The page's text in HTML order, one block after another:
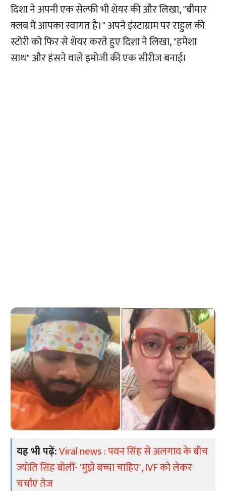
दिशा ने अपनी एक सेल्फी भी शेयर की और लिखा, "बीमार
क्लब में आपका स्वागत है।" अपने इंस्टाग्राम पर राहुल की
स्टोरी को फिर से शेयर करते हुए दिशा ने लिखा, "हमेशा
साथ" और हंसने वाले इमोजी की एक सीरीज बनाई।
यह भी पढ़ें:Viral news : पवन सिंह से अलगाव के बीच
ज्योति सिंह बोलीं- 'मुझे बच्चा चाहिए', IVF को लेकर
चर्चाएं तेज